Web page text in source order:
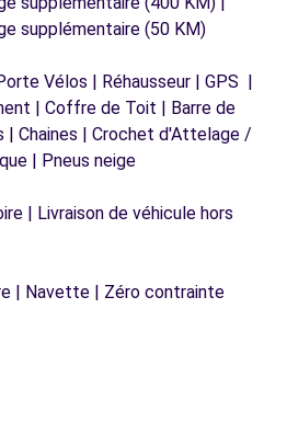
supplémentaire (50 KM)
Vélos | Réhausseur | GPS |
| Coffre de Toit | Barre de
Chaines | Crochet d'Attelage /
| Pneus neige
| Livraison de véhicule hors
| Navette | Zéro contrainte